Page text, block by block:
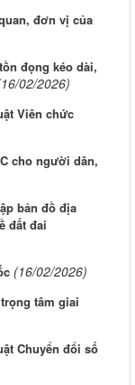
đơn vị của
đọng kéo dài,
02/2026)
Viên chức
cho người dân,
bản đồ địa
đất đai
(16/02/2026)
tâm giai
Chuyển đổi số